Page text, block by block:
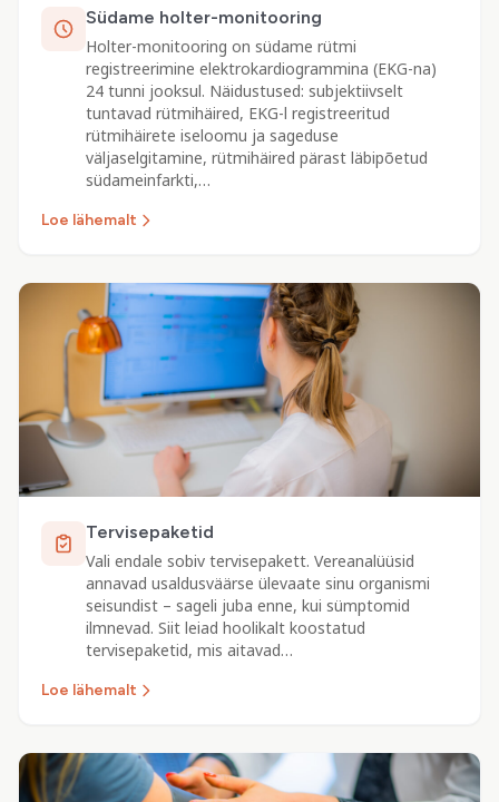
Südame holter-monitooring
Holter-monitooring on südame rütmi
registreerimine elektrokardiogrammina (EKG-na)
24 tunni jooksul. Näidustused: subjektiivselt
tuntavad rütmihäired, EKG-l registreeritud
rütmihäirete iseloomu ja sageduse
väljaselgitamine, rütmihäired pärast läbipõetud
südameinfarkti,…
Loe lähemalt
Tervisepaketid
Vali endale sobiv tervisepakett. Vereanalüüsid
annavad usaldusväärse ülevaate sinu organismi
seisundist – sageli juba enne, kui sümptomid
ilmnevad. Siit leiad hoolikalt koostatud
tervisepaketid, mis aitavad…
Loe lähemalt